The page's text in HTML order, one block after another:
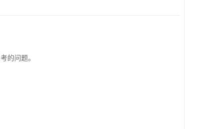
的问题。